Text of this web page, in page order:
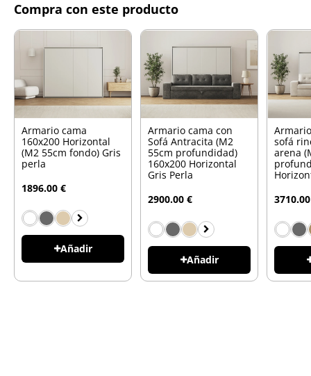
Compra con este producto
Armario cama
160x200 Horizontal
(M2 55cm fondo) Gris
perla
1896.00 €
Añadir
Armario cama con
Sofá Antracita (M2
55cm profundidad)
160x200 Horizontal
Gris Perla
2900.00 €
Añadir
sofá
arena